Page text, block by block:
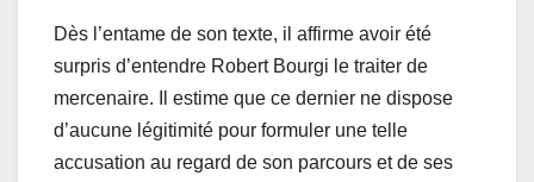
Dès l’entame de son texte, il affirme avoir été
surpris d’entendre Robert Bourgi le traiter de
mercenaire. Il estime que ce dernier ne dispose
d’aucune légitimité pour formuler une telle
accusation au regard de son parcours et de ses